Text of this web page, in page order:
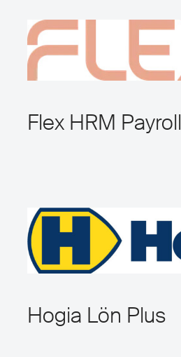
Flex HRM Payroll
Hogia Lön Plus